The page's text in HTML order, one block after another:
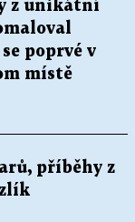
z unikátní
poprvé v
místě
příběhy z